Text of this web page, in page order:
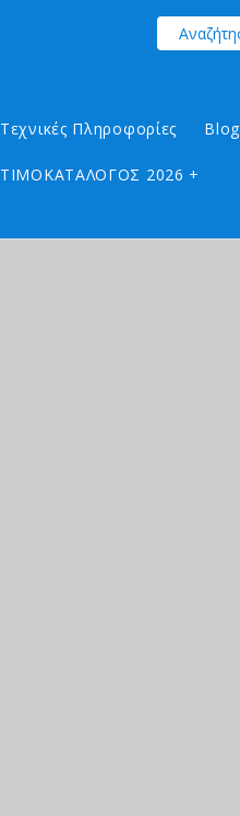
Τεχνικές Πληροφορίες Blog
ΤΙΜΟΚΑΤΑΛΟΓΟΣ 2026 +